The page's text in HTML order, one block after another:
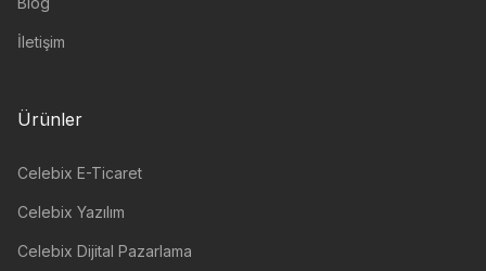
İletişim
Ürünler
Celebix E-Ticaret
Celebix Yazılım
Celebix Dijital Pazarlama